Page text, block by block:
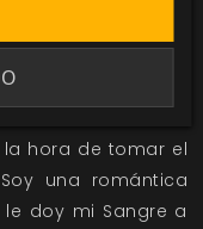
Otra se unió
y aún sigue
destruidos en
hora de tomar el
una romántica
doy mi Sangre a